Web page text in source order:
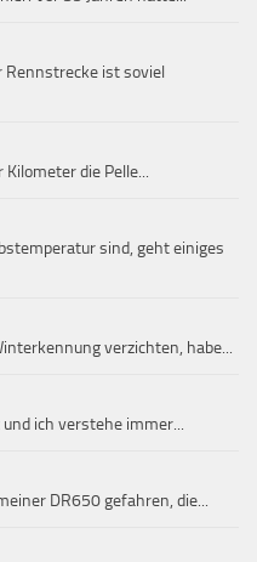
Rennstrecke ist soviel
die Pelle...
sind, geht einiges
verzichten, habe...
ich verstehe immer...
DR650 gefahren, die...